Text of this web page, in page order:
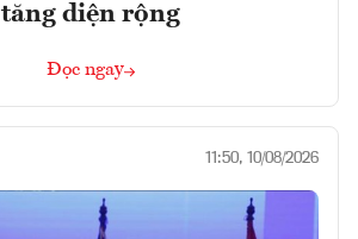
tăng diện rộng
Đọc ngay
11:50, 10/08/2026